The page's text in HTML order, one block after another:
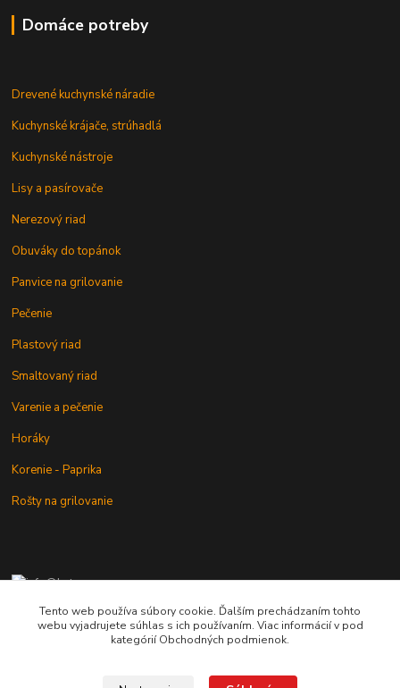
Domáce potreby
Drevené kuchynské náradie
Kuchynské krájače, strúhadlá
Kuchynské nástroje
Lisy a pasírovače
Nerezový riad
Obuváky do topánok
Panvice na grilovanie
Pečenie
Plastový riad
Smaltovaný riad
Varenie a pečenie
Horáky
Korenie - Paprika
Rošty na grilovanie
+421 902 212 007
od 8:00 - do 16:00 hod
Tento web používa súbory cookie. Ďalším prechádzaním tohto
webu vyjadrujete súhlas s ich používaním. Viac informácií v pod
kategórií Obchodných podmienok.